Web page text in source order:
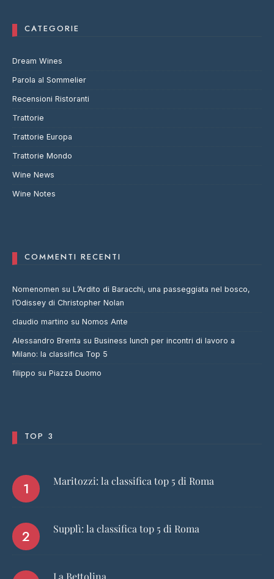
CATEGORIE
Dream Wines
Parola al Sommelier
Recensioni Ristoranti
Trattorie
Trattorie Europa
Trattorie Mondo
Wine News
Wine Notes
COMMENTI RECENTI
Nomenomen su L’Ardito di Baracchi, una passeggiata nel bosco,
l’Odissey di Christopher Nolan
claudio martino su Nomos Ante
Alessandro Brenta su Business lunch per incontri di lavoro a
Milano: la classifica Top 5
filippo su Piazza Duomo
TOP 3
Maritozzi: la classifica top 5 di Roma
Supplì: la classifica top 5 di Roma
La Bettolina